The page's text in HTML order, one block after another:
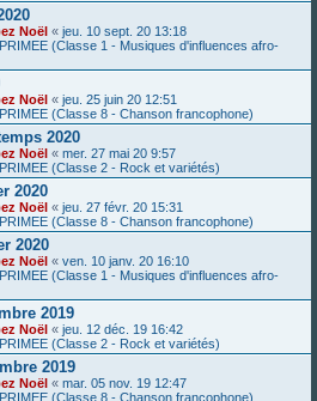
Noël « jeu. 10 sept. 20 13:18
(Classe 1 - Musiques d'influences afro-
Noël « jeu. 25 juin 20 12:51
(Classe 8 - Chanson francophone)
2020
Noël « mer. 27 mai 20 9:57
(Classe 2 - Rock et variétés)
2020
Noël « jeu. 27 févr. 20 15:31
(Classe 8 - Chanson francophone)
2020
Noël « ven. 10 janv. 20 16:10
(Classe 1 - Musiques d'influences afro-
2019
Noël « jeu. 12 déc. 19 16:42
(Classe 2 - Rock et variétés)
2019
Noël « mar. 05 nov. 19 12:47
(Classe 8 - Chanson francophone)